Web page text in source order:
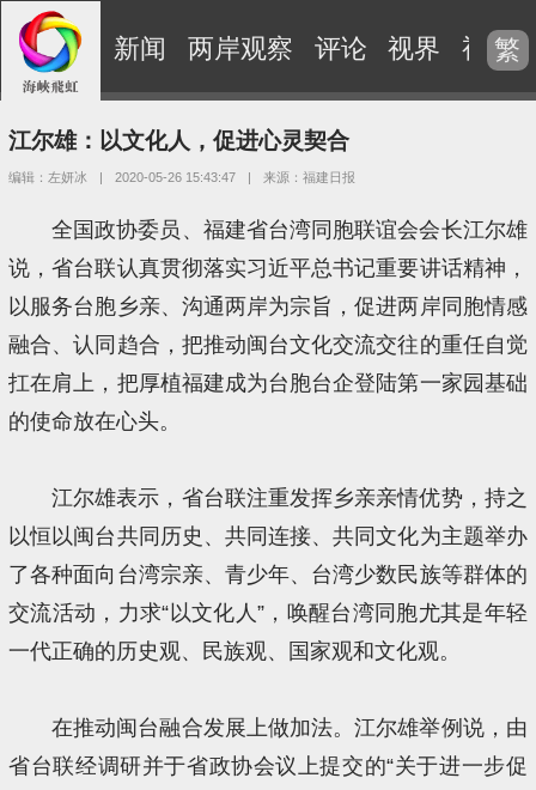
新闻 两岸观察 评论 视界 视频
繁
江尔雄：以文化人，促进心灵契合
编辑：左妍冰 | 2020-05-26 15:43:47 | 来源：福建日报
全国政协委员、福建省台湾同胞联谊会会长江尔雄
说，省台联认真贯彻落实习近平总书记重要讲话精神，
以服务台胞乡亲、沟通两岸为宗旨，促进两岸同胞情感
融合、认同趋合，把推动闽台文化交流交往的重任自觉
扛在肩上，把厚植福建成为台胞台企登陆第一家园基础
的使命放在心头。
江尔雄表示，省台联注重发挥乡亲亲情优势，持之
以恒以闽台共同历史、共同连接、共同文化为主题举办
了各种面向台湾宗亲、青少年、台湾少数民族等群体的
交流活动，力求“以文化人”，唤醒台湾同胞尤其是年轻
一代正确的历史观、民族观、国家观和文化观。
在推动闽台融合发展上做加法。江尔雄举例说，由
省台联经调研并于省政协会议上提交的“关于进一步促